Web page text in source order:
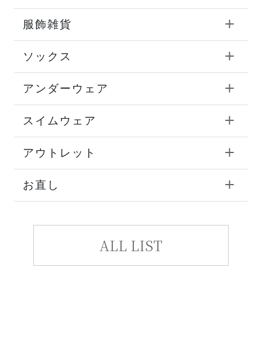
服飾雑貨
ソックス
アンダーウェア
スイムウェア
アウトレット
お直し
ALL LIST